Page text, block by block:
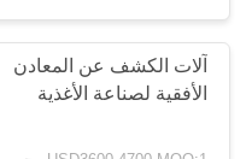
PRIVACY
POLICY
آلات الكشف عن المعادن
الأفقية لصناعة الأغذية